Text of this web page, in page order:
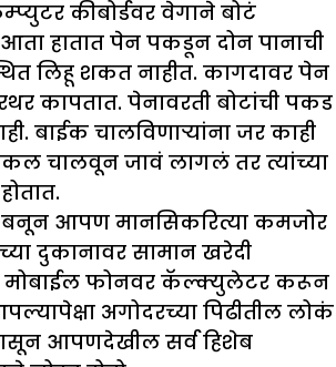
कीबोर्डवर वेगाने बोटं
हातात पेन पकडून दोन पानाची
लिहू शकत नाहीत. कागदावर पेन
कापतात. पेनावरती बोटांची पकड
बाईक चालविणाऱ्यांना जर काही
चालवून जावं लागलं तर त्यांच्या
बनून आपण मानसिकरित्या कमजोर
दुकानावर सामान खरेदी
फोनवर कॅल्क्युलेटर करून
अगोदरच्या पिढीतील लोकं
आपणदेखील सर्व हिशेब